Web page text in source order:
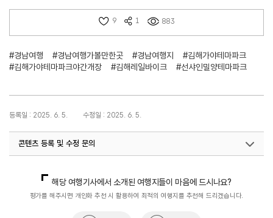
9 1 883
#경남여행 #경남여행가볼만한곳 #경남여행지
#김해가야테마파크
#김해가야테마파크야간개장
#김해레일바이크 #선샤인밀양테마파크
등록일 : 2025. 6. 5. 수정일 : 2025. 6. 5.
콘텐츠 등록 및 수정 문의
해당 여행기사에서 소개된 여행지들이 마음에 드시나요?
평가를 해주시면 개인화 추천 시 활용하여 최적의 여행지를 추천해 드리겠습니다.